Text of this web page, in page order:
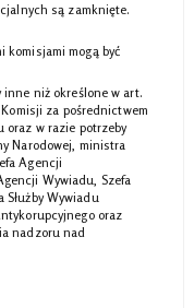
są zamknięte.
komisjami mogą być
inne niż określone w art.
za pośrednictwem
oraz w razie potrzeby
Narodowej, ministra
Agencji
Wywiadu, Szefa
Służby Wywiadu
oraz
nadzoru nad